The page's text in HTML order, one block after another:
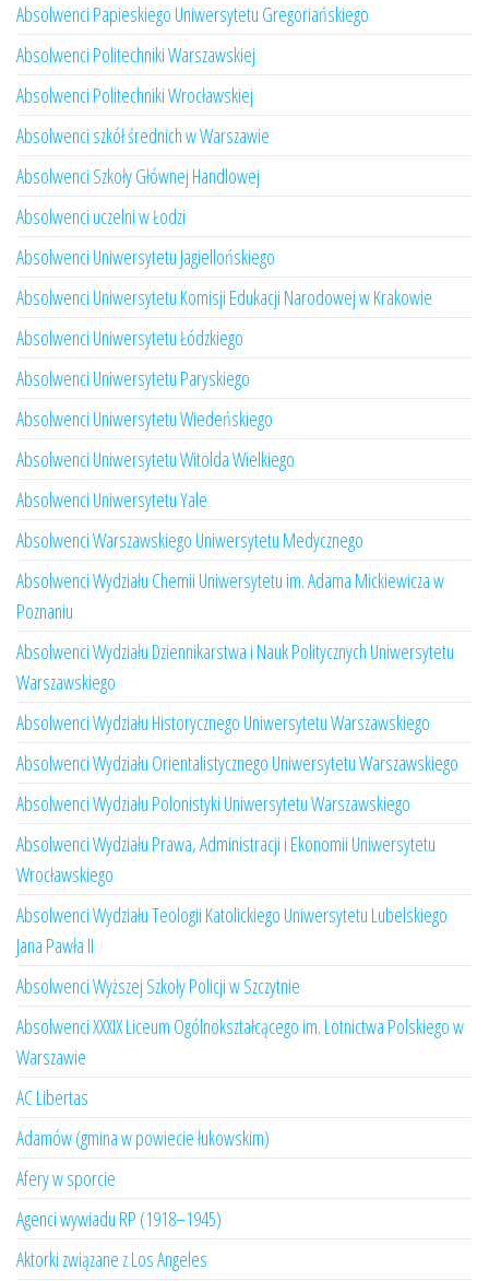
Absolwenci Papieskiego Uniwersytetu Gregoriańskiego
Absolwenci Politechniki Warszawskiej
Absolwenci Politechniki Wrocławskiej
Absolwenci szkół średnich w Warszawie
Absolwenci Szkoły Głównej Handlowej
Absolwenci uczelni w Łodzi
Absolwenci Uniwersytetu Jagiellońskiego
Absolwenci Uniwersytetu Komisji Edukacji Narodowej w Krakowie
Absolwenci Uniwersytetu Łódzkiego
Absolwenci Uniwersytetu Paryskiego
Absolwenci Uniwersytetu Wiedeńskiego
Absolwenci Uniwersytetu Witolda Wielkiego
Absolwenci Uniwersytetu Yale
Absolwenci Warszawskiego Uniwersytetu Medycznego
Absolwenci Wydziału Chemii Uniwersytetu im. Adama Mickiewicza w
Poznaniu
Absolwenci Wydziału Dziennikarstwa i Nauk Politycznych Uniwersytetu
Warszawskiego
Absolwenci Wydziału Historycznego Uniwersytetu Warszawskiego
Absolwenci Wydziału Orientalistycznego Uniwersytetu Warszawskiego
Absolwenci Wydziału Polonistyki Uniwersytetu Warszawskiego
Absolwenci Wydziału Prawa, Administracji i Ekonomii Uniwersytetu
Wrocławskiego
Absolwenci Wydziału Teologii Katolickiego Uniwersytetu Lubelskiego
Jana Pawła II
Absolwenci Wyższej Szkoły Policji w Szczytnie
Absolwenci XXXIX Liceum Ogólnokształcącego im. Lotnictwa Polskiego w
Warszawie
AC Libertas
Adamów (gmina w powiecie łukowskim)
Afery w sporcie
Agenci wywiadu RP (1918–1945)
Aktorki związane z Los Angeles